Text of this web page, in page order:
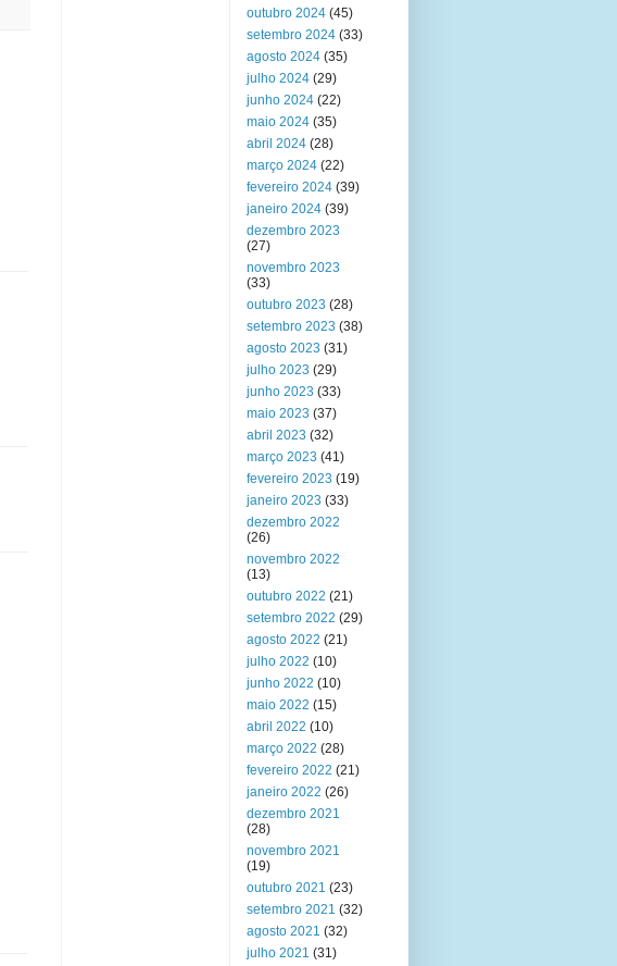
outubro 2024 (45)
setembro 2024 (33)
agosto 2024 (35)
julho 2024 (29)
junho 2024 (22)
maio 2024 (35)
abril 2024 (28)
março 2024 (22)
fevereiro 2024 (39)
janeiro 2024 (39)
dezembro 2023
(27)
novembro 2023
(33)
outubro 2023 (28)
setembro 2023 (38)
agosto 2023 (31)
julho 2023 (29)
junho 2023 (33)
maio 2023 (37)
abril 2023 (32)
março 2023 (41)
fevereiro 2023 (19)
janeiro 2023 (33)
dezembro 2022
(26)
novembro 2022
(13)
outubro 2022 (21)
setembro 2022 (29)
agosto 2022 (21)
julho 2022 (10)
junho 2022 (10)
maio 2022 (15)
abril 2022 (10)
março 2022 (28)
fevereiro 2022 (21)
janeiro 2022 (26)
dezembro 2021
(28)
novembro 2021
(19)
outubro 2021 (23)
setembro 2021 (32)
agosto 2021 (32)
julho 2021 (31)